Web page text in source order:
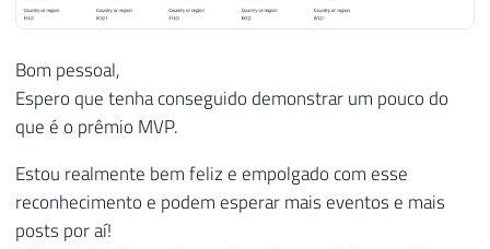
Bom pessoal,
Espero que tenha conseguido demonstrar um pouco do
que é o prêmio MVP.
Estou realmente bem feliz e empolgado com esse
reconhecimento e podem esperar mais eventos e mais
posts por aí!